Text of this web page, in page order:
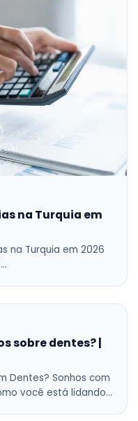
na Turquia em
na Turquia em 2026
sobre dentes? |
Dentes? Sonhos com
você está lidando…